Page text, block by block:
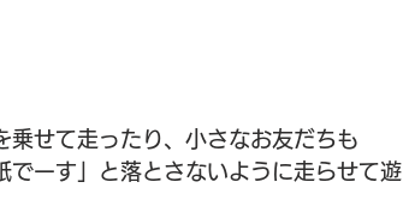
せて走ったり、小さなお友だちも
でーす」と落とさないように走らせて遊